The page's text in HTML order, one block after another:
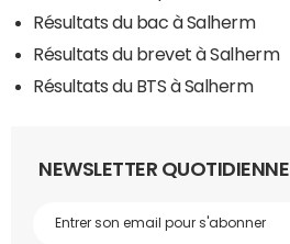
Résultats du bac à Salherm
Résultats du brevet à Salherm
Résultats du BTS à Salherm
NEWSLETTER QUOTIDIENNE